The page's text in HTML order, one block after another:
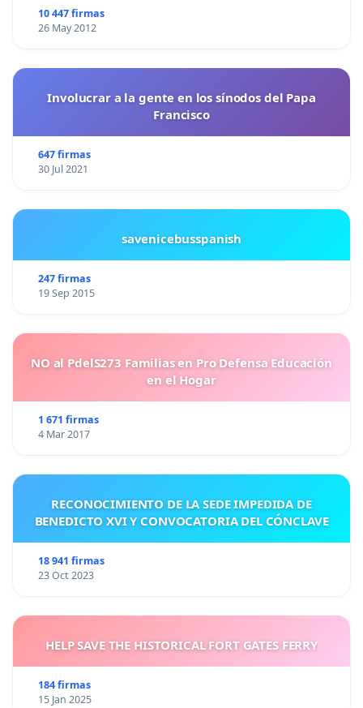
10 447 firmas
26 May 2012
Involucrar a la gente en los sínodos del Papa
Francisco
647 firmas
30 Jul 2021
savenicebusspanish
247 firmas
19 Sep 2015
NO al PdelS273 Familias en Pro Defensa Educación
en el Hogar
1 671 firmas
4 Mar 2017
RECONOCIMIENTO DE LA SEDE IMPEDIDA DE
BENEDICTO XVI Y CONVOCATORIA DEL CÓNCLAVE
18 941 firmas
23 Oct 2023
HELP SAVE THE HISTORICAL FORT GATES FERRY
184 firmas
15 Jan 2025